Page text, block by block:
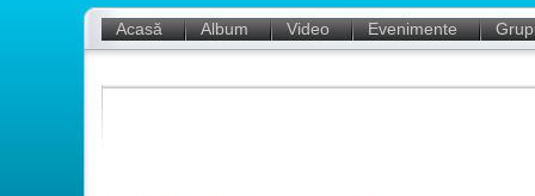
Acasă Album Video Evenimente